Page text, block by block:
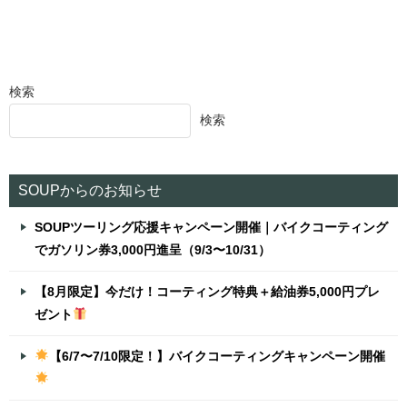
検索
検索
SOUPからのお知らせ
SOUPツーリング応援キャンペーン開催｜バイクコーティング
でガソリン券3,000円進呈（9/3〜10/31）
【8月限定】今だけ！コーティング特典＋給油券5,000円プレ
ゼント
【6/7〜7/10限定！】バイクコーティングキャンペーン開催